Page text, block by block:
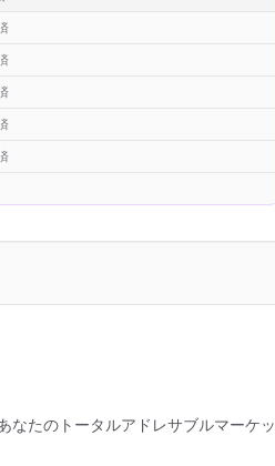
たのトータルアドレサブルマーケッ